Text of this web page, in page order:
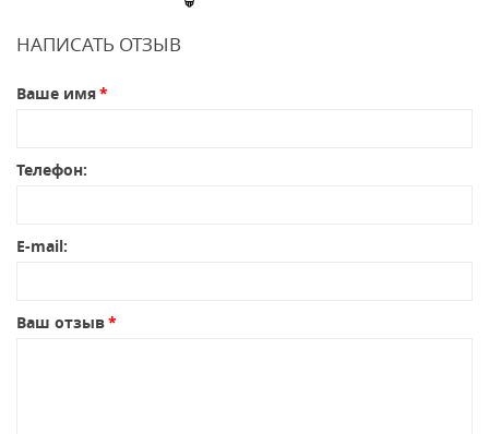
НАПИСАТЬ ОТЗЫВ
Ваше имя
Телефон:
E-mail:
Ваш отзыв